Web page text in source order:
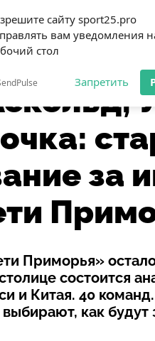
сайту sport25.pro
вам уведомления
стол
Запретить
Аскольд,
за
Приморья»
состоится
и Китая. 40
как будут